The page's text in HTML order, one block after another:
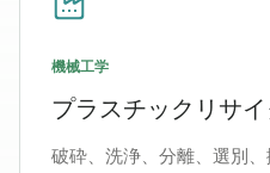
機械工学
プラスチックリサ
破砕、洗浄、分離、選別